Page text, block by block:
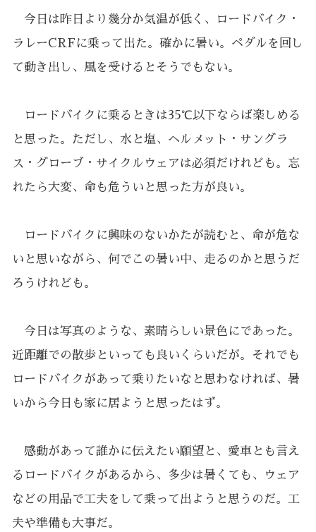
今日は昨日より幾分か気温が低く、ロードバイク・
ラレーCRFに乗って出た。確かに暑い。ペダルを回し
て動き出し、風を受けるとそうでもない。
ロードバイクに乗るときは35℃以下ならば楽しめる
と思った。ただし、水と塩、ヘルメット・サングラ
ス・グローブ・サイクルウェアは必須だけれども。忘
れたら大変、命も危ういと思った方が良い。
ロードバイクに興味のないかたが読むと、命が危な
いと思いながら、何でこの暑い中、走るのかと思うだ
ろうけれども。
今日は写真のような、素晴らしい景色にであった。
近距離での散歩といっても良いくらいだが。それでも
ロードバイクがあって乗りたいなと思わなければ、暑
いから今日も家に居ようと思ったはず。
感動があって誰かに伝えたい願望と、愛車とも言え
るロードバイクがあるから、多少は暑くても、ウェア
などの用品で工夫をして乗って出ようと思うのだ。工
夫や準備も大事だ。